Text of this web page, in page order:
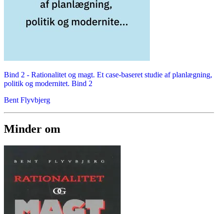
Bind 2 - Rationalitet og magt. Et case-baseret studie af planlægning,
politik og modernitet. Bind 2
Bent Flyvbjerg
Minder om